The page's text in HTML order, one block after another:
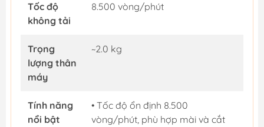
Tốc độ
không tải
8.500 vòng/phút
Trọng
lượng thân
máy
~2.0 kg
Tính năng
nổi bật
• Tốc độ ổn định 8.500
vòng/phút, phù hợp mài và cắt